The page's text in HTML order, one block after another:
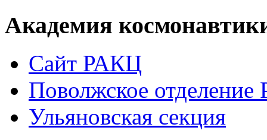
Академия
Сайт РАКЦ
Поволжское
Ульяновская секция